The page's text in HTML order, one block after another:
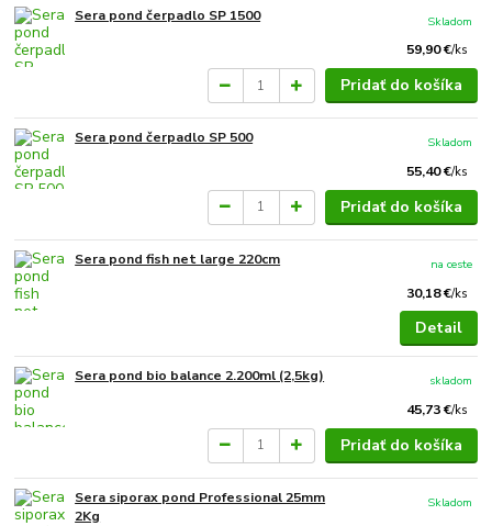
Sera pond čerpadlo SP 1500
59,90 €/ks
Skladom
Pridať do košíka
Sera pond čerpadlo SP 500
55,40 €/ks
Skladom
Pridať do košíka
Sera pond fish net large 220cm
30,18 €/ks
na ceste
Detail
Sera pond bio balance 2.200ml (2,5kg)
45,73 €/ks
skladom
Pridať do košíka
Sera siporax pond Professional 25mm
2Kg
Skladom